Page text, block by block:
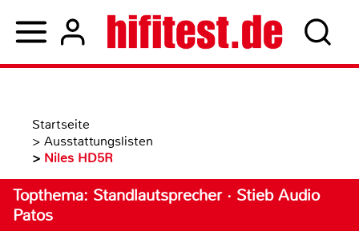
Startseite
> Ausstattungslisten
> Niles HD5R
Topthema: Standlautsprecher · Stieb Audio
Patos